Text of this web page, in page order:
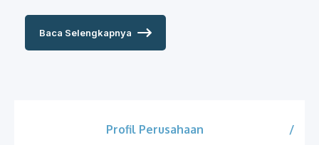
Baca Selengkapnya
Profil Perusahaan